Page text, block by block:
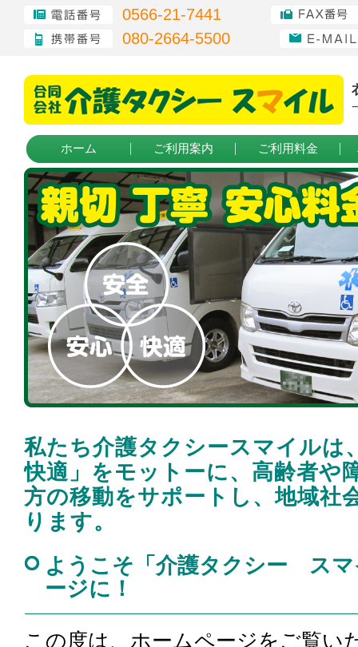
0566-21-7441
080-2664-5500
ホーム ご利用案内 ご利用料金
私たち介護タクシースマイルは
快適」をモットーに、高齢者や
方の移動をサポートし、地域社
ります。
ようこそ「介護タクシー スマ
ージに！
この度は、ホームページをご覧い